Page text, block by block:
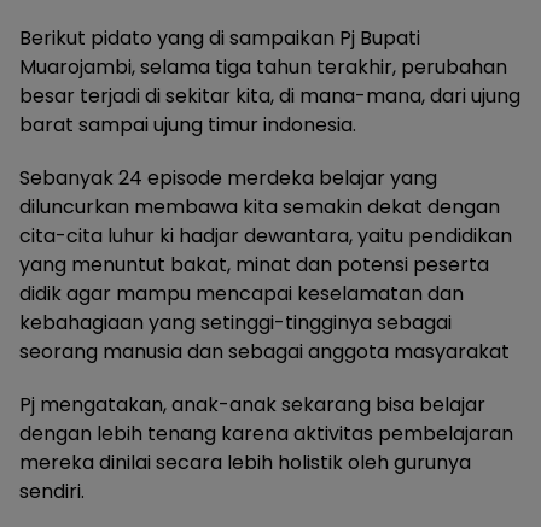
Berikut pidato yang di sampaikan Pj Bupati
Muarojambi, selama tiga tahun terakhir, perubahan
besar terjadi di sekitar kita, di mana-mana, dari ujung
barat sampai ujung timur indonesia.
Sebanyak 24 episode merdeka belajar yang
diluncurkan membawa kita semakin dekat dengan
cita-cita luhur ki hadjar dewantara, yaitu pendidikan
yang menuntut bakat, minat dan potensi peserta
didik agar mampu mencapai keselamatan dan
kebahagiaan yang setinggi-tingginya sebagai
seorang manusia dan sebagai anggota masyarakat
Pj mengatakan, anak-anak sekarang bisa belajar
dengan lebih tenang karena aktivitas pembelajaran
mereka dinilai secara lebih holistik oleh gurunya
sendiri.